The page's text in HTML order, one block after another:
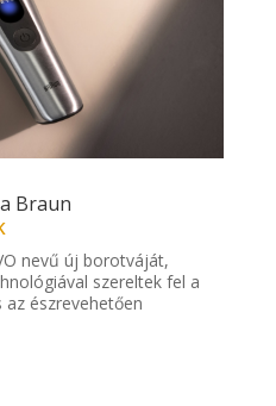
Braun
nevű új borotváját,
szereltek fel a
észrevehetően